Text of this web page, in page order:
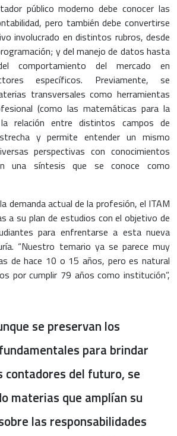
público moderno debe conocer las
pero también debe convertirse
involucrado en distintos rubros, desde
y del manejo de datos hasta
comportamiento del mercado en
específicos. Previamente, se
transversales como herramientas
(como las matemáticas para la
relación entre distintos campos de
y permite entender un mismo
perspectivas con conocimientos
una síntesis que se conoce como
demanda actual de la profesión, el ITAM
a su plan de estudios con el objetivo de
para enfrentarse a esta nueva
“Nuestro temario ya se parece muy
de hace 10 o 15 años, pero es natural
por cumplir 79 años como institución”,
se preservan los
para brindar
contadores del futuro, se
materias que amplían su
las responsabilidades